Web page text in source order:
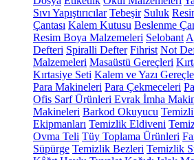
Sıvı Yapıştırıcılar Tebeşir Suluk
Çantası Kalem Kutusu Beslenme
Resim Boya Malzemeleri Selobant
Defteri Spiralli Defter Fihrist Not
Malzemeleri Masaüstü Gereçleri
Kırtasiye Seti Kalem ve Yazı
Para Makineleri Para Çekmeceleri
Ofis Sarf Ürünleri Evrak İmha
Makineleri Barkod Okuyucu
Ekipmanları Temizlik Eldiveni
Ovma Teli Tüy Toplama Ürünleri
Süpürge Temizlik Bezleri Temizlik